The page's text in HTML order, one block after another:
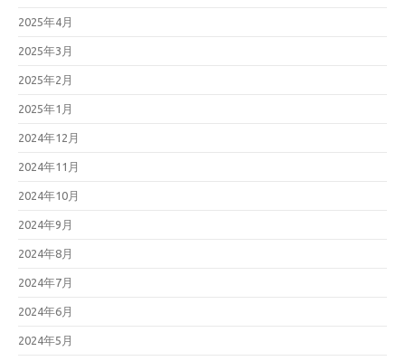
2025年4月
2025年3月
2025年2月
2025年1月
2024年12月
2024年11月
2024年10月
2024年9月
2024年8月
2024年7月
2024年6月
2024年5月